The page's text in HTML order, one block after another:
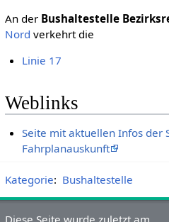
An der Bushaltestelle
Nord verkehrt die
Linie 17
Weblinks
Seite mit aktuellen Infos der
Fahrplanauskunft
Kategorie: Bushaltestelle
Diese Seite wurde zuletzt am